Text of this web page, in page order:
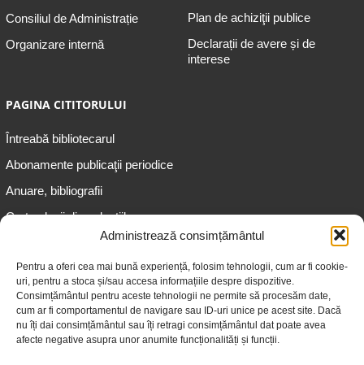
Administrează consimțământul
Pentru a oferi cea mai bună experiență, folosim tehnologii, cum ar fi cookie-
uri, pentru a stoca și/sau accesa informațiile despre dispozitive.
Consimțământul pentru aceste tehnologii ne permite să procesăm date,
cum ar fi comportamentul de navigare sau ID-uri unice pe acest site. Dacă
nu îți dai consimțământul sau îți retragi consimțământul dat poate avea
afecte negative asupra unor anumite funcționalități și funcții.
Consiliul de Administrație
Organizare internă
Plan de achiziţii publice
Declarații de avere și de
interese
PAGINA CITITORULUI
Întreabă bibliotecarul
Abonamente publicaţii periodice
Anuare, bibliografii
Cartea lunii din colecțiile
Informații pentru adolescenți
Informații pentru adulți
Informații pentru seniori